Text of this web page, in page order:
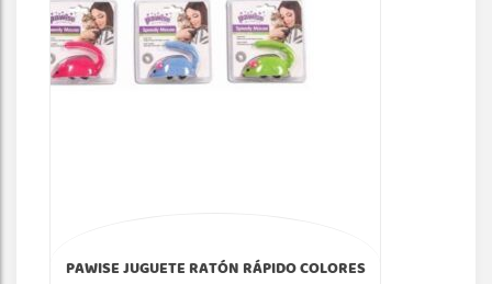
PAWISE JUGUETE RATÓN RÁPIDO COLORES